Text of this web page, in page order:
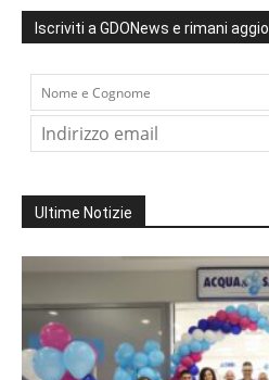
Iscriviti a GDONews e rimani
Ultime Notizie